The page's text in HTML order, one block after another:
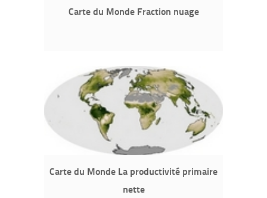
Carte du Monde Fraction nuage
Carte du Monde La productivité primaire
nette